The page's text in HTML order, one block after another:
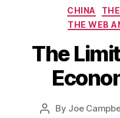
CHINA
THE WEB
The
Post
By Joe